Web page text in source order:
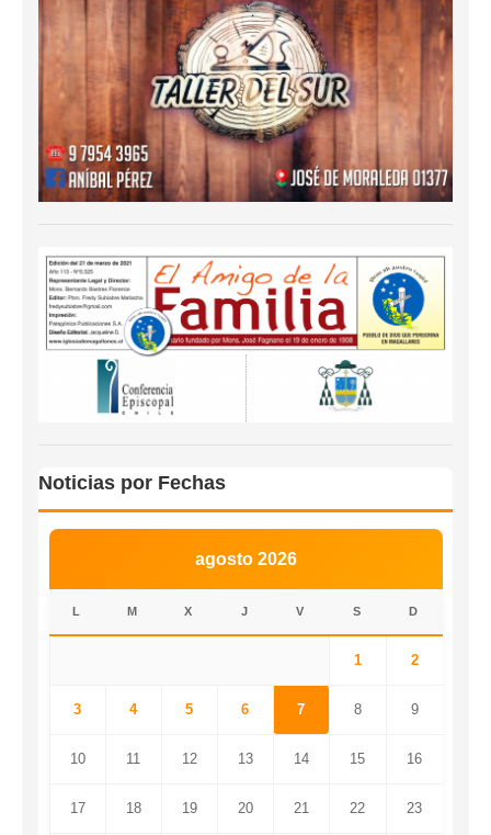
Noticias por Fechas
agosto 2026
L M X J V S D
1 2
3 4 5 6 7 8 9
10 11 12 13 14 15 16
17 18 19 20 21 22 23